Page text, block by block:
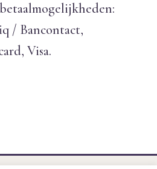
/ Bancontact,
Visa.